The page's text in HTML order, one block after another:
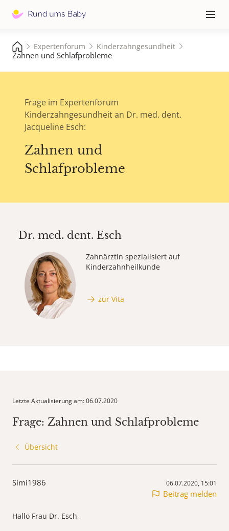
≡
Expertenforum Kinderzahngesundheit
Zahnen und Schlafprobleme
Frage im Expertenforum
Kinderzahngesundheit an Dr. med. dent.
Jacqueline Esch:
Zahnen und
Schlafprobleme
Dr. med. dent. Esch
Zahnärztin spezialisiert auf
Kinderzahnheilkunde
zur Vita
Letzte Aktualisierung am: 06.07.2020
Frage: Zahnen und Schlafprobleme
Übersicht
Simi1986 06.07.2020, 15:01
Beitrag melden
Hallo Frau Dr. Esch,